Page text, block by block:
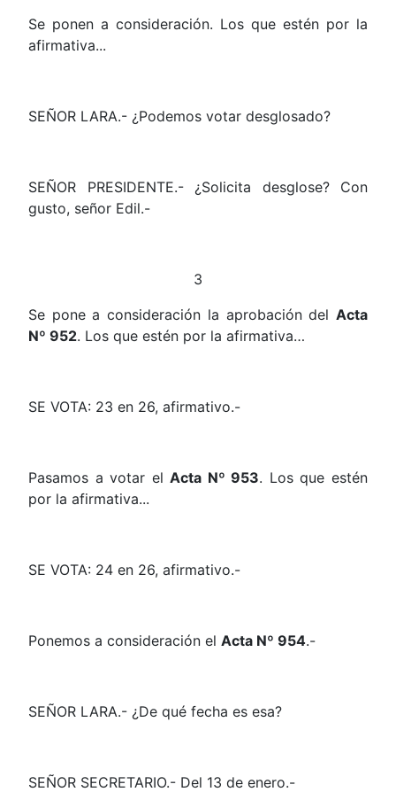
Se ponen a consideración. Los que estén por la
afirmativa...
SEÑOR LARA.- ¿Podemos votar desglosado?
SEÑOR PRESIDENTE.- ¿Solicita desglose? Con
gusto, señor Edil.-
3
Se pone a consideración la aprobación del Acta
Nº 952. Los que estén por la afirmativa…
SE VOTA: 23 en 26, afirmativo.-
Pasamos a votar elActa Nº 953. Los que estén
por la afirmativa...
SE VOTA: 24 en 26, afirmativo.-
Ponemos a consideración el Acta Nº 954.-
SEÑOR LARA.- ¿De qué fecha es esa?
SEÑOR SECRETARIO.- Del 13 de enero.-